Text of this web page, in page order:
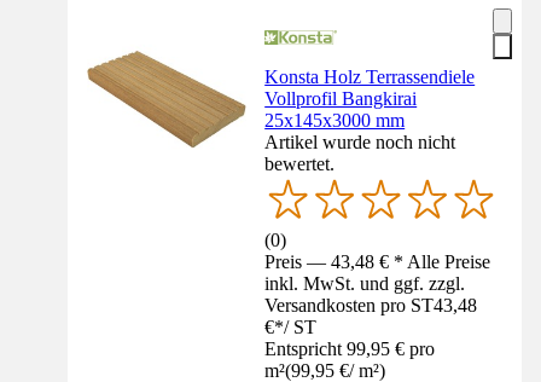
Konsta Holz Terrassendiele
Vollprofil Bangkirai
25x145x3000 mm
Artikel wurde noch nicht
bewertet.
(0)
Preis — 43,48 € * Alle Preise
inkl. MwSt. und ggf. zzgl.
Versandkosten pro ST43,48
€*/ ST
Entspricht 99,95 € pro
m²(99,95 €/ m²)